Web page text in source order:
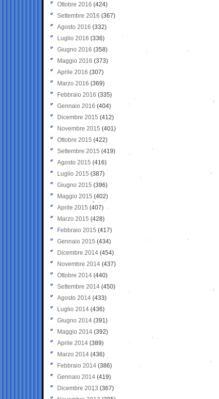
Ottobre 2016 (424)
Settembre 2016 (367)
Agosto 2016 (332)
Luglio 2016 (336)
Giugno 2016 (358)
Maggio 2016 (373)
Aprile 2016 (307)
Marzo 2016 (369)
Febbraio 2016 (335)
Gennaio 2016 (404)
Dicembre 2015 (412)
Novembre 2015 (401)
Ottobre 2015 (422)
Settembre 2015 (419)
Agosto 2015 (416)
Luglio 2015 (387)
Giugno 2015 (396)
Maggio 2015 (402)
Aprile 2015 (407)
Marzo 2015 (428)
Febbraio 2015 (417)
Gennaio 2015 (434)
Dicembre 2014 (454)
Novembre 2014 (437)
Ottobre 2014 (440)
Settembre 2014 (450)
Agosto 2014 (433)
Luglio 2014 (436)
Giugno 2014 (391)
Maggio 2014 (392)
Aprile 2014 (389)
Marzo 2014 (436)
Febbraio 2014 (386)
Gennaio 2014 (419)
Dicembre 2013 (367)